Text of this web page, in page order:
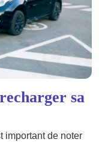
sa
important de noter